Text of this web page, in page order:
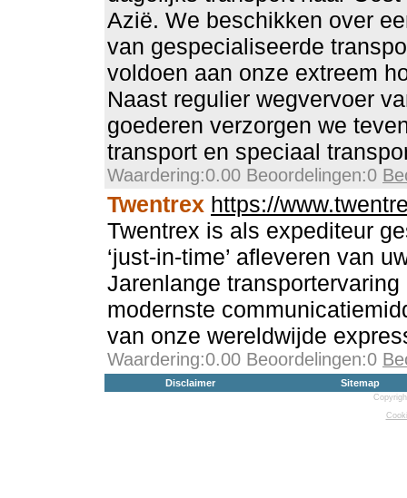
Azië. We beschikken over
van gespecialiseerde
voldoen aan onze extreem
Naast regulier wegvervoer
goederen verzorgen we
transport en speciaal
Waardering:0.00 Beoordelingen:0
Twentrex https://
Twentrex is als expediteur
‘just-in-time’ afleveren van
Jarenlange
modernste
van onze wereldwijde
Waardering:0.00 Beoordelingen:0
Disclaimer Sitemap